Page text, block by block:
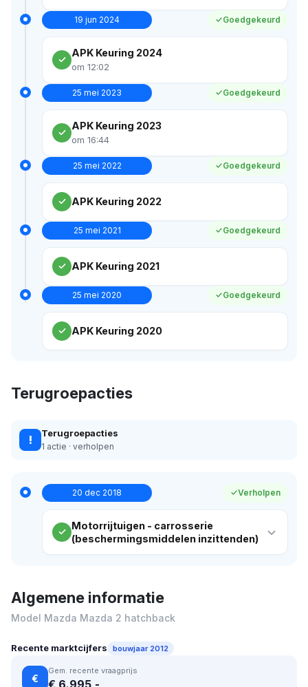
19 jun 2024 Goedgekeurd
APK Keuring 2024
om 12:02
25 mei 2023 Goedgekeurd
APK Keuring 2023
om 16:44
25 mei 2022 Goedgekeurd
APK Keuring 2022
25 mei 2021 Goedgekeurd
APK Keuring 2021
25 mei 2020 Goedgekeurd
APK Keuring 2020
Terugroepacties
! Terugroepacties
1 actie · verholpen
20 dec 2018 Verholpen
Motorrijtuigen - carrosserie
(beschermingsmiddelen inzittenden)
Algemene informatie
Model Mazda Mazda 2 hatchback
Recente marktcijfers bouwjaar 2012
€
Gem. recente vraagprijs
€ 6.995,-